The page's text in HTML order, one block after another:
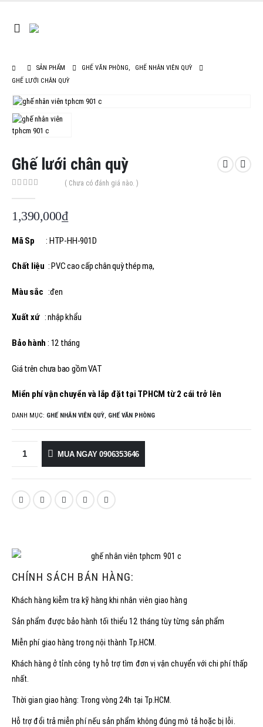
SẢN PHẨM GHẾ VĂN PHÒNG,
GHẾ NHÂN VIÊN QUỲ
GHẾ LƯỚI CHÂN QUỲ
Ghế lưới chân quỳ
( Chưa có đánh giá nào. )
1,390,000₫
Mã Sp : HTP-HH-901D
Chất liệu : PVC cao cấp chân quỳ thép mạ,
Màu sắc :đen
Xuất xứ: nhập khẩu
Bảo hành : 12 tháng
Giá trên chưa bao gồm VAT
Miển phí vận chuyển và lắp đặt tại TPHCM từ 2 cái trở lên
DANH MỤC: GHẾ NHÂN VIÊN QUỲ, GHẾ VĂN PHÒNG
MUA NGAY 0906353646
CHÍNH SÁCH BÁN HÀNG:
Khách hàng kiễm tra kỹ hàng khi nhân viên giao hàng
Sản phẩm được bảo hành tối thiểu 12 tháng tùy từng sản phẩm
Miễn phí giao hàng trong nội thành Tp.HCM.
Khách hàng ở tỉnh công ty hỗ trợ tìm đơn vị vận chuyển với chi phí thấp
nhất.
Thời gian giao hàng: Trong vòng 24h tại Tp.HCM.
Hỗ trợ đổi trả miễn phí nếu sản phẩm không đúng mô tả hoặc bị lỗi.